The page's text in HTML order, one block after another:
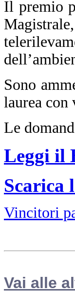
Il premio
Sono
laurea con
Le
Leggi il
Scarica
Vincitori
Vai alle